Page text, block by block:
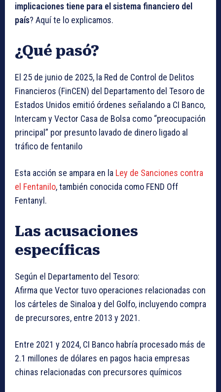
implicaciones tiene para el sistema financiero del
país? Aquí te lo explicamos.
¿Qué pasó?
El 25 de junio de 2025, la Red de Control de Delitos
Financieros (FinCEN) del Departamento del Tesoro de
Estados Unidos emitió órdenes señalando a CI Banco,
Intercam y Vector Casa de Bolsa como “preocupación
principal” por presunto lavado de dinero ligado al
tráfico de fentanilo
Esta acción se ampara en la Ley de Sanciones contra
el Fentanilo, también conocida como FEND Off
Fentanyl.
Las acusaciones
específicas
Según el Departamento del Tesoro:
Afirma que Vector tuvo operaciones relacionadas con
los cárteles de Sinaloa y del Golfo, incluyendo compra
de precursores, entre 2013 y 2021.
Entre 2021 y 2024, CI Banco habría procesado más de
2.1 millones de dólares en pagos hacia empresas
chinas relacionadas con precursores químicos